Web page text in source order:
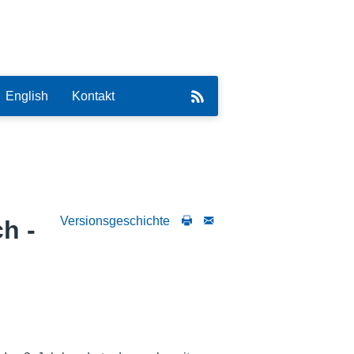
English Kontakt
Versionsgeschichte
-